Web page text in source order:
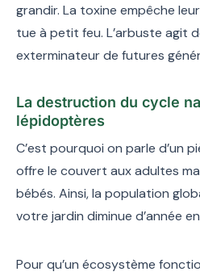
grandir. La toxine empêche
tue à petit feu. L’arbuste agit
exterminateur de futures
La destruction du cycle
lépidoptères
C’est pourquoi on parle d’un
offre le couvert aux adultes
bébés. Ainsi, la population
votre jardin diminue d’année
Pour qu’un écosystème